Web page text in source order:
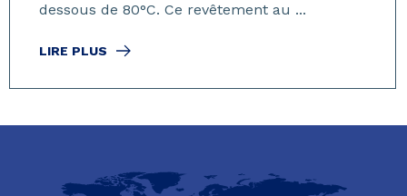
dessous de 80°C. Ce revêtement au ...
LIRE PLUS